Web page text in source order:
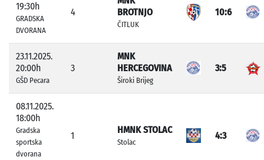
19:30h
GRADSKA
DVORANA
4
BROTNJO
ČITLUK
10:6
23.11.2025.
20:00h
GŠD Pecara
3
MNK
HERCEGOVINA
Široki Brijeg
3:5
08.11.2025.
18:00h
Gradska
sportska
dvorana
1
HMNK STOLAC
Stolac
4:3